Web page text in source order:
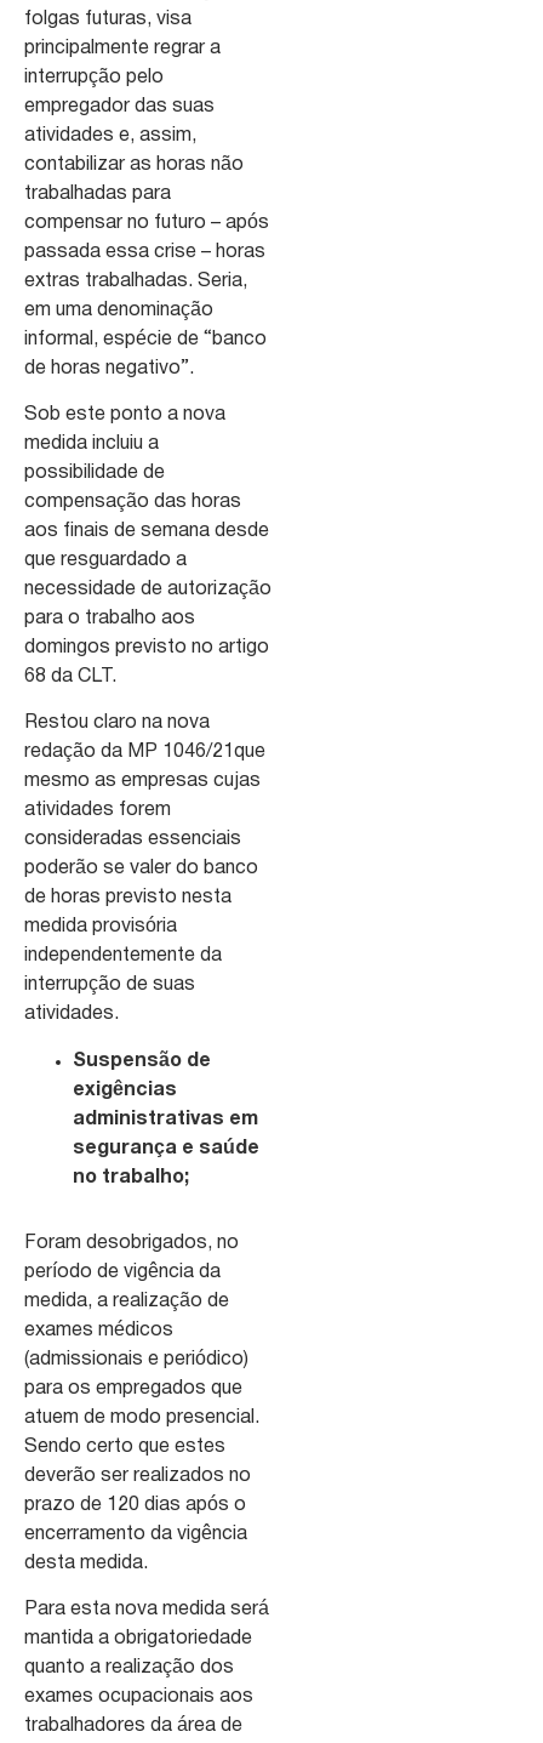
folgas futuras, visa
principalmente regrar a
interrupção pelo
empregador das suas
atividades e, assim,
contabilizar as horas não
trabalhadas para
compensar no futuro – após
passada essa crise – horas
extras trabalhadas. Seria,
em uma denominação
informal, espécie de “banco
de horas negativo”.
Sob este ponto a nova
medida incluiu a
possibilidade de
compensação das horas
aos finais de semana desde
que resguardado a
necessidade de autorização
para o trabalho aos
domingos previsto no artigo
68 da CLT.
Restou claro na nova
redação da MP 1046/21que
mesmo as empresas cujas
atividades forem
consideradas essenciais
poderão se valer do banco
de horas previsto nesta
medida provisória
independentemente da
interrupção de suas
atividades.
Suspensão de
exigências
administrativas em
segurança e saúde
no trabalho;
Foram desobrigados, no
período de vigência da
medida, a realização de
exames médicos
(admissionais e periódico)
para os empregados que
atuem de modo presencial.
Sendo certo que estes
deverão ser realizados no
prazo de 120 dias após o
encerramento da vigência
desta medida.
Para esta nova medida será
mantida a obrigatoriedade
quanto a realização dos
exames ocupacionais aos
trabalhadores da área de